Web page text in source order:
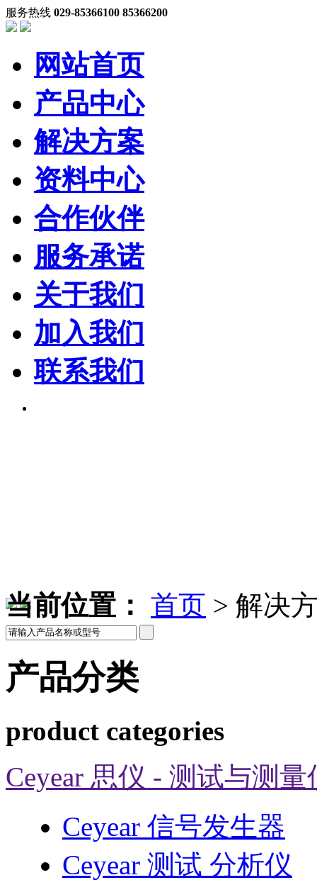
服务热线 029-85366100 85366200
网站首页
产品中心
解决方案
资料中心
合作伙伴
服务承诺
关于我们
加入我们
联系我们
当前位置： 首页 > 解决
产品分类
product categories
Ceyear 思仪 - 测试与测量
Ceyear 信号发生器
Ceyear 测试 分析仪